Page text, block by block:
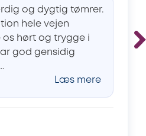
og dygtig tømrer.
hele vejen
os hørt og trygge i
god gensidig
Læs mere